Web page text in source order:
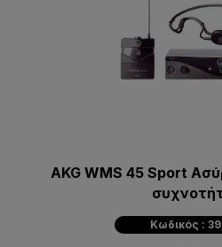
AKG WMS 45 Sport
Κωδικός :